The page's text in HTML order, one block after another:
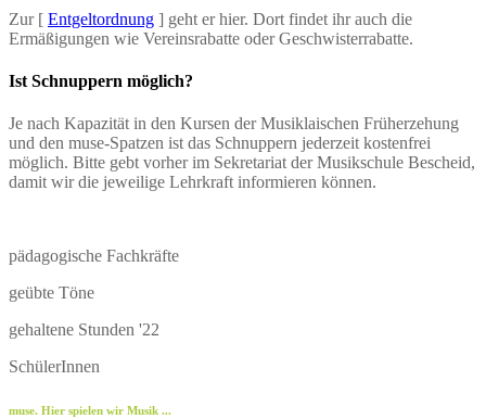
Zur [ Entgeltordnung ] geht er hier. Dort findet ihr auch die
Ermäßigungen wie Vereinsrabatte oder Geschwisterrabatte.
Ist Schnuppern möglich?
Je nach Kapazität in den Kursen der Musiklaischen Früherzehung
und den muse-Spatzen ist das Schnuppern jederzeit kostenfrei
möglich. Bitte gebt vorher im Sekretariat der Musikschule Bescheid,
damit wir die jeweilige Lehrkraft informieren können.
pädagogische Fachkräfte
geübte Töne
gehaltene Stunden '22
SchülerInnen
muse. Hier spielen wir Musik ...